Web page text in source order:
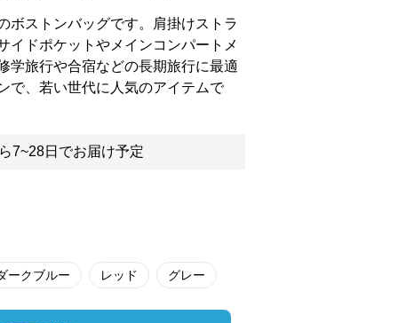
ボストンバッグです。肩掛けストラ
イドポケットやメインコンパートメ
学旅行や合宿などの長期旅行に最適
で、若い世代に人気のアイテムで
7~28日でお届け予定
ークブルー レッド グレー